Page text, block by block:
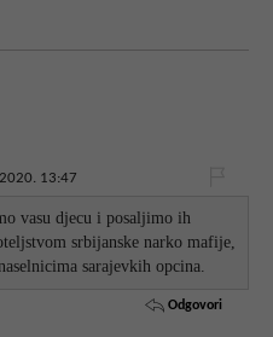
13:47
vasu djecu i posaljimo ih
srbijanske narko mafije,
sarajevkih opcina.
Odgovori